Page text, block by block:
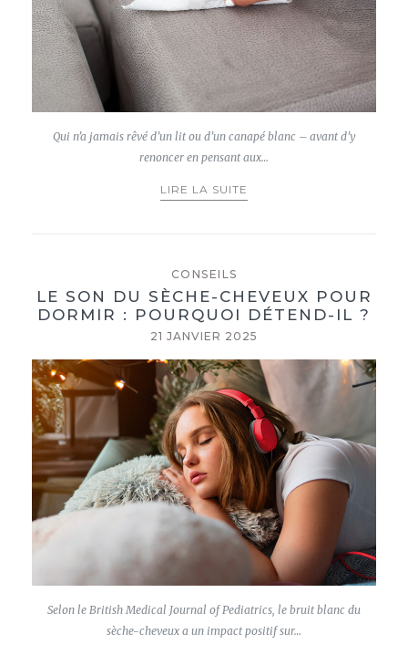
Qui n’a jamais rêvé d’un lit ou d’un canapé blanc – avant d’y
renoncer en pensant aux…
LIRE LA SUITE
CONSEILS
LE SON DU SÈCHE-CHEVEUX POUR
DORMIR : POURQUOI DÉTEND-IL ?
21 JANVIER 2025
Selon le British Medical Journal of Pediatrics, le bruit blanc du
sèche-cheveux a un impact positif sur…